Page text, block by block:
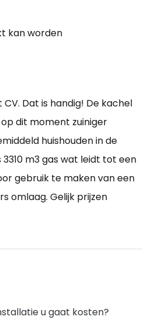
kan worden
Dat is handig! De kachel
dit moment zuiniger
huishouden in de
m3 gas wat leidt tot een
gebruik te maken van een
omlaag. Gelijk prijzen
u gaat kosten?